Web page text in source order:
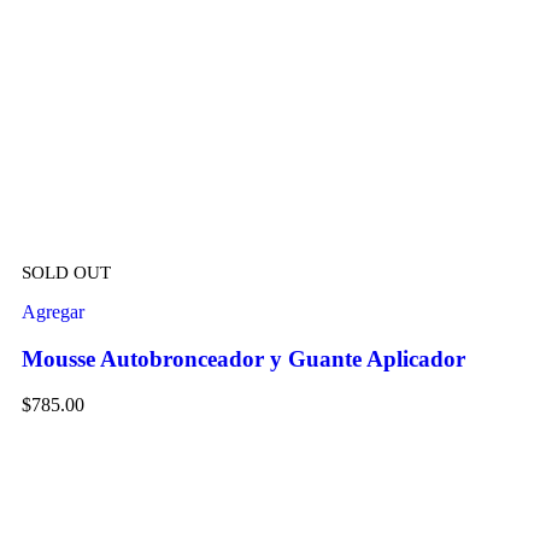
SOLD OUT
Agregar
Mousse Autobronceador y Guante Aplicador
$785.00